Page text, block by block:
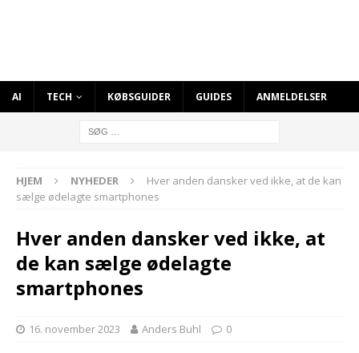
AI TECH KØBSGUIDER GUIDES ANMELDELSER
HJEM NYHEDER
Hver anden dansker ved ikke, at de kan
sælge ødelagte smartphones
Hver anden dansker ved ikke, at
de kan sælge ødelagte
smartphones
16. november 2023 Anders Buhl 0